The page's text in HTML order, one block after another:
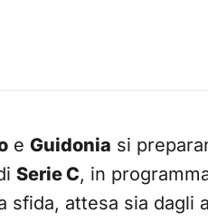
e Guidonia si
Serie C, in
sfida, attesa sia dagli